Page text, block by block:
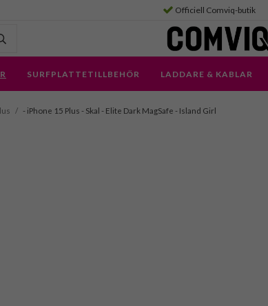
Officiell Comviq-butik
SURFPLATTETILLBEHÖR LADDARE & KABLAR
/ - iPhone 15 Plus - Skal - Elite Dark MagSafe - Island Girl